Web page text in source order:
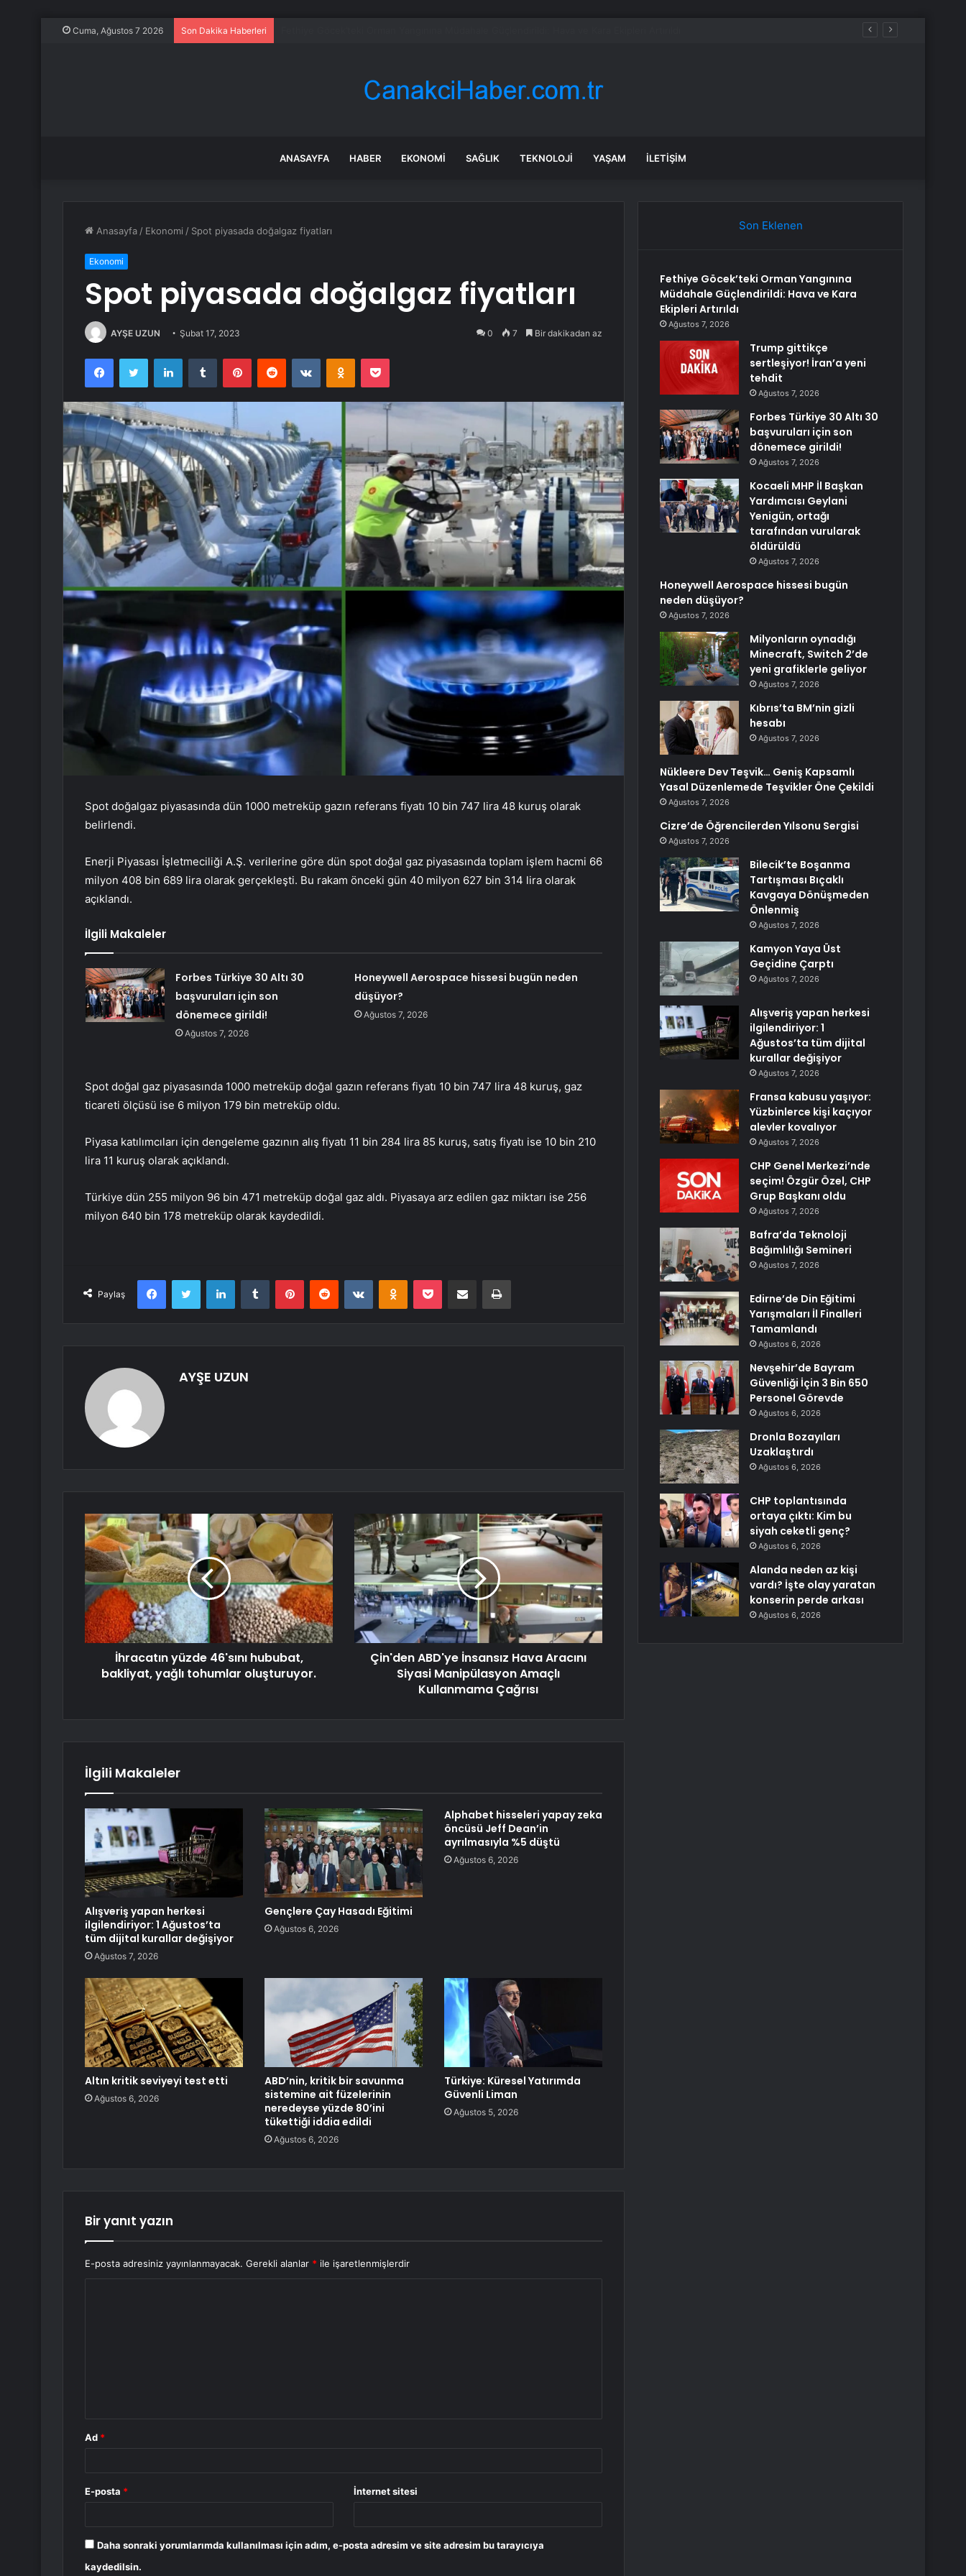
Cuma, Ağustos 7 2026 Son Dakika Haberleri
ANASAYFA HABER EKONOMI SAĞLIK TEKNOLOJI YAŞAM İLETIŞIM
Anasayfa / Ekonomi / Spot piyasada doğalgaz fiyatları
Ekonomi
Spot piyasada doğalgaz fiyatları
AYŞE UZUN Şubat 17, 2023 0 7 Bir dakikadan az
FacebookTwitter LinkedInTumblr PinterestReddit VKontakteOdnoklassniki
Pocket
Spot doğalgaz piyasasında dün 1000 metreküp gazın referans fiyatı 10 bin 747 lira 48 kuruş olarak
belirlendi.
Enerji Piyasası İşletmeciliği A.Ş. verilerine göre dün spot doğal gaz piyasasında toplam işlem hacmi 66
milyon 408 bin 689 lira olarak gerçekleşti. Bu rakam önceki gün 40 milyon 627 bin 314 lira olarak
açıklandı.
İlgili Makaleler
Forbes Türkiye 30 Altı 30
başvuruları için son
dönemece girildi!
Ağustos 7, 2026
Honeywell Aerospace hissesi bugün neden
düşüyor?
Ağustos 7, 2026
Spot doğal gaz piyasasında 1000 metreküp doğal gazın referans fiyatı 10 bin 747 lira 48 kuruş, gaz
ticareti ölçüsü ise 6 milyon 179 bin metreküp oldu.
Piyasa katılımcıları için dengeleme gazının alış fiyatı 11 bin 284 lira 85 kuruş, satış fiyatı ise 10 bin 210
lira 11 kuruş olarak açıklandı.
Türkiye dün 255 milyon 96 bin 471 metreküp doğal gaz aldı. Piyasaya arz edilen gaz miktarı ise 256
milyon 640 bin 178 metreküp olarak kaydedildi.
Paylaş
FacebookTwitter LinkedInTumblr PinterestReddit VKontakteOdnoklassniki
Pocket E-Posta ile paylaş Yazdır
AYŞE UZUN
İhracatın yüzde 46'sını hububat,
bakliyat, yağlı tohumlar oluşturuyor.
Çin'den ABD'ye İnsansız Hava Aracını
Siyasi Manipülasyon Amaçlı
Kullanmama Çağrısı
İlgili Makaleler
Alışveriş yapan herkesi
ilgilendiriyor: 1 Ağustos’ta
tüm dijital kurallar değişiyor
Ağustos 7, 2026
Gençlere Çay Hasadı Eğitimi
Ağustos 6, 2026
Alphabet hisseleri yapay zeka
öncüsü Jeff Dean’in
ayrılmasıyla %5 düştü
Ağustos 6, 2026
Altın kritik seviyeyi test etti
Ağustos 6, 2026
ABD’nin, kritik bir savunma
sistemine ait füzelerinin
neredeyse yüzde 80’ini
tükettiği iddia edildi
Ağustos 6, 2026
Türkiye: Küresel Yatırımda
Güvenli Liman
Ağustos 5, 2026
Bir yanıt yazın
E-posta adresiniz yayınlanmayacak. Gerekli alanlar * ile işaretlenmişlerdir
Ad *
E-posta * İnternet sitesi
Daha sonraki yorumlarımda kullanılması için adım, e-posta adresim ve site adresim bu tarayıcıya
kaydedilsin.
Son Eklenen
Fethiye Göcek’teki Orman Yangınına
Müdahale Güçlendirildi: Hava ve Kara
Ekipleri Artırıldı
Ağustos 7, 2026
Trump gittikçe
sertleşiyor! İran’a yeni
tehdit
Ağustos 7, 2026
Forbes Türkiye 30 Altı 30
başvuruları için son
dönemece girildi!
Ağustos 7, 2026
Kocaeli MHP İl Başkan
Yardımcısı Geylani
Yenigün, ortağı
tarafından vurularak
öldürüldü
Ağustos 7, 2026
Honeywell Aerospace hissesi bugün
neden düşüyor?
Ağustos 7, 2026
Milyonların oynadığı
Minecraft, Switch 2’de
yeni grafiklerle geliyor
Ağustos 7, 2026
Kıbrıs’ta BM’nin gizli
hesabı
Ağustos 7, 2026
Nükleere Dev Teşvik… Geniş Kapsamlı
Yasal Düzenlemede Teşvikler Öne Çekildi
Ağustos 7, 2026
Cizre’de Öğrencilerden Yılsonu Sergisi
Ağustos 7, 2026
Bilecik’te Boşanma
Tartışması Bıçaklı
Kavgaya Dönüşmeden
Önlenmiş
Ağustos 7, 2026
Kamyon Yaya Üst
Geçidine Çarptı
Ağustos 7, 2026
Alışveriş yapan herkesi
ilgilendiriyor: 1
Ağustos’ta tüm dijital
kurallar değişiyor
Ağustos 7, 2026
Fransa kabusu yaşıyor:
Yüzbinlerce kişi kaçıyor
alevler kovalıyor
Ağustos 7, 2026
CHP Genel Merkezi’nde
seçim! Özgür Özel, CHP
Grup Başkanı oldu
Ağustos 7, 2026
Bafra’da Teknoloji
Bağımlılığı Semineri
Ağustos 7, 2026
Edirne’de Din Eğitimi
Yarışmaları İl Finalleri
Tamamlandı
Ağustos 6, 2026
Nevşehir’de Bayram
Güvenliği İçin 3 Bin 650
Personel Görevde
Ağustos 6, 2026
Dronla Bozayıları
Uzaklaştırdı
Ağustos 6, 2026
CHP toplantısında
ortaya çıktı: Kim bu
siyah ceketli genç?
Ağustos 6, 2026
Alanda neden az kişi
vardı? İşte olay yaratan
konserin perde arkası
Ağustos 6, 2026